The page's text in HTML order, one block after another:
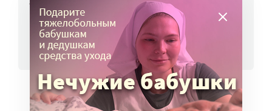
7 авг, 13:13
ВСЕ НОВОСТИ